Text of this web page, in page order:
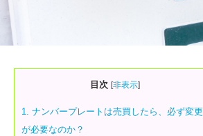
目次 [非表示]
1. ナンバープレートは売買したら、必ず変更
が必要なのか？